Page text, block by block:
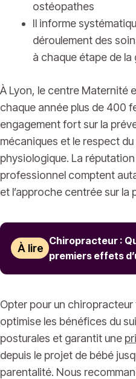
ostéopathes
Il informe
déroulement des
à chaque étape de
À Lyon, le centre Maternité
chaque année plus de 400
engagement fort sur la
mécaniques et le respect
physiologique. La
professionnel comptent
et l’approche centrée sur la
À lire
Chiropracteur :
premiers effets
Opter pour un chiropracteur
optimise les bénéfices du
posturales et garantit une
depuis le projet de bébé
parentalité. Nous